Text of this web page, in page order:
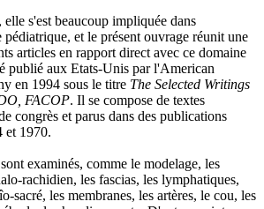
s'est beaucoup impliquée dans
pédiatrique, et le présent ouvrage réunit une
articles en rapport direct avec ce domaine
publié aux Etats-Unis par l'American
en 1994 sous le titre The Selected Writings
FACOP. Il se compose de textes
congrès et parus dans des publications
et 1970.
examinés, comme le modelage, les
rachidien, les fascias, les lymphatiques,
sacré, les membranes, les artères, le cou, les